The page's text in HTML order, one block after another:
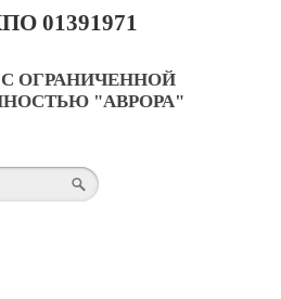
01391971
ОГРАНИЧЕННОЙ
"АВРОРА"